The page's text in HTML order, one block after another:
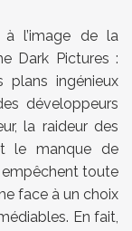
l’image de la
Dark Pictures :
plans ingénieux
développeurs
la raideur des
le manque de
toute
face à un choix
En fait,